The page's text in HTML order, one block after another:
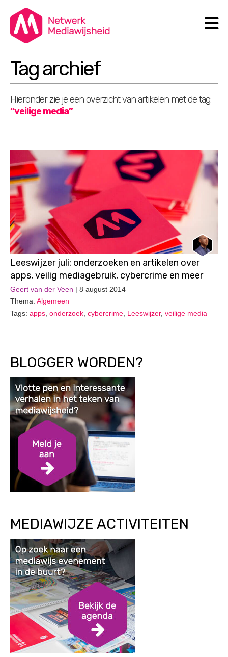
Search
Tag archief
Hieronder zie je een overzicht van artikelen met de tag:
“veilige media”
Leeswijzer juli: onderzoeken en artikelen over
apps, veilig mediagebruik, cybercrime en meer
Geert van der Veen | 8 august 2014
Thema: Algemeen
Tags: apps, onderzoek, cybercrime, Leeswijzer, veilige media
BLOGGER WORDEN?
MEDIAWIJZE ACTIVITEITEN